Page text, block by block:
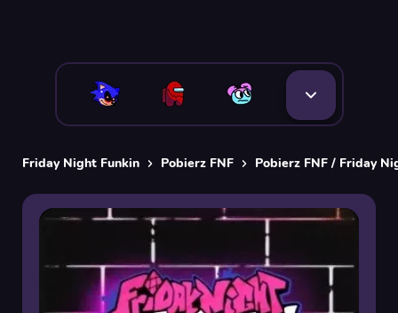
Friday Night Funkin Pobierz FNF Pobierz FNF / Friday